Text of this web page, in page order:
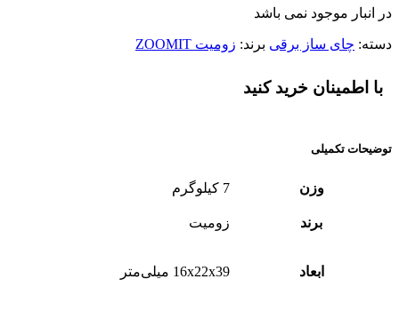
در انبار موجود نمی باشد
دسته: چای ساز برقی برند: زومیت ZOOMIT
با اطمینان خرید کنید
توضیحات تکمیلی
وزن 7 کیلوگرم
برند زومیت
ابعاد 16x22x39 میلی‌متر